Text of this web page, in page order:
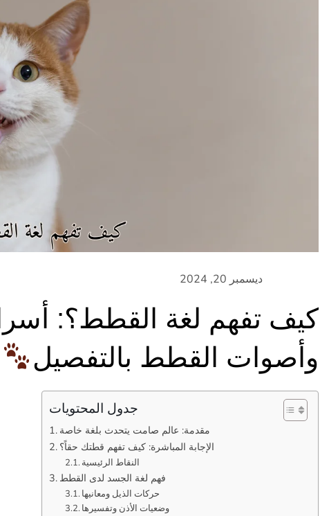
كيف تفهم لغة القطط؟:
وأصوات القطط بالتفصيل
جدول المحتويات
مقدمة: عالم صامت يتحدث بلغة خاصة
الإجابة المباشرة: كيف تفهم قطتك حقاً؟
النقاط الرئيسية
فهم لغة الجسد لدى القطط
حركات الذيل ومعانيها
وضعيات الأذن وتفسيرها